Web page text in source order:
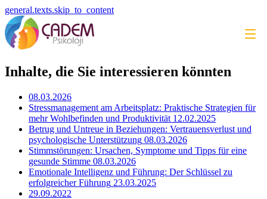
general.texts.skip_to_content
Inhalte, die Sie interessieren könnten
08.03.2026
Stressmanagement am Arbeitsplatz: Praktische Strategien für
mehr Wohlbefinden und Produktivität 12.02.2025
Betrug und Untreue in Beziehungen: Vertrauensverlust und
psychologische Unterstützung 08.03.2026
Stimmstörungen: Ursachen, Symptome und Tipps für eine
gesunde Stimme 08.03.2026
Emotionale Intelligenz und Führung: Der Schlüssel zu
erfolgreicher Führung 23.03.2025
29.09.2022